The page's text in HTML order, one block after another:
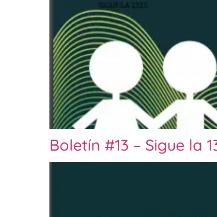
Boletín #13 – Sigue la